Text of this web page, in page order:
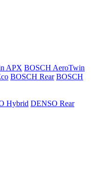
APX BOSCH AeroTwin
BOSCH Rear BOSCH
Hybrid DENSO Rear